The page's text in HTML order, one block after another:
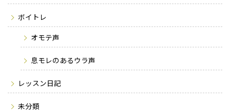
ボイトレ
オモテ声
息モレのあるウラ声
レッスン日記
未分類